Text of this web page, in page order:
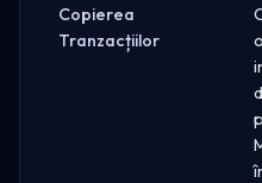
Copierea
Tranzacțiilor